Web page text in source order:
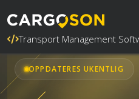
Transport Management
OPPDATERES UKENTLIG